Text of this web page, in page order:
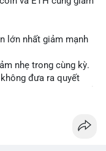
lớn nhất giảm mạnh
nhẹ trong cùng kỳ.
đưa ra quyết
đầu tư.